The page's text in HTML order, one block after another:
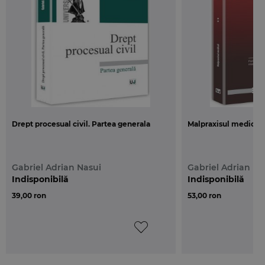
judecatoresti, precum si pentru pregatirea punerii
in aplicare a Legii nr. 134/2010 privind Codul de
procedura civila, prin Legea nr. 138/2014 pentru
modificarea si completarea Legii nr. 134/2010
privind Codul de procedura civila, precum si pentru
modificarea si completarea unor acte normative
conexe, precum si prin O.U.G. nr. 1/2016 pentru
procedura civila, precum si a unor acte normative
Nu in ultimul rand, Curtea Constitutionala a asanat
anumite texte din corpul actualului Cod prin
Decizia nr. 473/2013 [art. 659 alin. (3)], prin Decizia nr.
art. 486 alin. (3)], prin Decizia nr. 558/2014 [art. 142
Drept procesual civil. Partea generala
Gabriel Adrian Nasui
39,00 ron
Indisponibilă
Malpraxisul medical
Gabriel Adrian
53,00 ron
Indisponibilă